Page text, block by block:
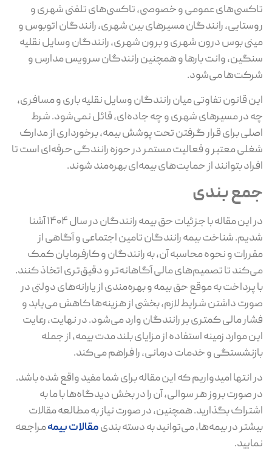
تاکسی‌های عمومی و خصوصی، تاکسی‌های تلفنی شهری و
روستایی، رانندگان مسیرهای بین‌ شهری، رانندگان اتوبوس و
مینی‌ بوس درون‌ شهری و برون ‌شهری، رانندگان وسایل نقلیه
سنگین، وانت ‌بارها و همچنین رانندگان سرویس مدارس و
شرکت‌ها می‌شود.
این قانون تفاوتی میان رانندگان وسایل نقلیه باری و مسافری،
چه در مسیرهای شهری و چه جاده‌ای، قائل نمی‌شود. شرط
اصلی برای قرار گرفتن تحت پوشش بیمه، برخورداری از مدارک
شغلی معتبر و فعالیت مستمر در حوزه رانندگی حرفه‌ای است تا
افراد بتوانند از حمایت‌های بیمه‌ای بهره‌مند شوند.
جمع بندی
در این مقاله با جزئیات حق بیمه رانندگان در سال ۱۴۰۴ آشنا
شدیم. شناخت بیمه رانندگان تامین اجتماعی و آگاهی از
مقررات و نحوه محاسبه آن، به رانندگان و کارفرمایان کمک
می‌کند تا تصمیم‌های مالی آگاهانه‌تر و دقیق‌تری اتخاذ کنند.
با پرداخت به ‌موقع حق بیمه و بهره‌مندی از یارانه‌های دولتی در
صورت داشتن شرایط لازم، بخشی از هزینه‌ها کاهش می‌یابد و
فشار مالی کمتری بر رانندگان وارد می‌شود. در نهایت، رعایت
این موارد زمینه استفاده از مزایای بلند مدت بیمه، از جمله
بازنشستگی و خدمات درمانی، را فراهم می‌کند.
در انتها امیدواریم که این مقاله برای شما مفید واقع شده باشد.
در صورت بروز هر سوالی، آن را در بخش دیدگاه‌ها با ما به
اشتراک بگذارید. همچنین، در صورت نیاز به مطالعه مقالات
بیشتر در بیمه‌ها، می‌توانید به دسته بندیمقالات بیمهمراجعه
نمایید.